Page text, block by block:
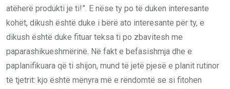
atëherë produkti je ti!”. E nëse ty po të duken interesante
kohët, dikush është duke i bërë ato interesante për ty, e
dikush është duke fituar teksa ti po zbavitesh me
paparashikueshmërinë. Në fakt e befasishmja dhe e
paplanifikuara që ti shijon, mund të jetë pjesë e planit rutinor
të tjetrit: kjo është mënyra më e rëndomtë se si fitohen